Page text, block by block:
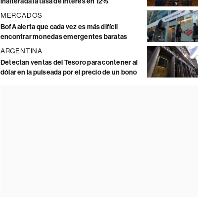
MERCADOS
BofA alerta que cada vez es más difícil
encontrar monedas emergentes baratas
ARGENTINA
Detectan ventas del Tesoro para contener al
dólar en la pulseada por el precio de un bono